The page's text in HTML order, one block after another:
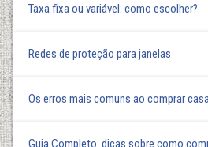
Taxa fixa ou variável: como escolher?
Redes de proteção para janelas
Os erros mais comuns ao comprar
Guia Completo: dicas sobre como